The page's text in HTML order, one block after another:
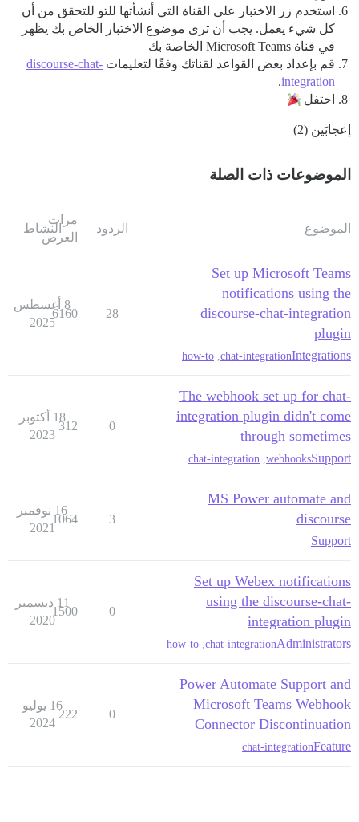
استخدم زر الاختبار على القناة التي أنشأتها للتو للتحقق من أن
كل شيء يعمل. يجب أن ترى موضوع الاختبار الخاص بك يظهر
في قناة Microsoft Teams الخاصة بك
قم بإعداد بعض القواعد لقناتك وفقًا لتعليمات discourse-chat-
integration
.
احتفل
إعجابَين (2)
الموضوعات ذات الصلة
الموضوع الردود
مرات
العرض
النشاط
Set up Microsoft Teams
notifications using the
discourse-chat-integration
plugin
Integrations
chat-integration
how-to
28
6160
8 أغسطس
2025
The webhook set up for chat-
integration plugin didn't come
through sometimes
Support
webhooks
chat-integration
0
312
18 أكتوبر
2023
MS Power automate and
discourse
Support
3
1064
16 نوفمبر
2021
Set up Webex notifications
using the discourse-chat-
integration plugin
Administrators
chat-integration
how-to
0
1500
11 ديسمبر
2020
Power Automate Support and
Microsoft Teams Webhook
Connector Discontinuation
Feature
chat-integration
0
222
16 يوليو
2024